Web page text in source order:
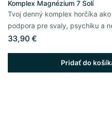
Komplex Magnézium 7 Solí
Tvoj denný komplex horčíka
podpora pre svaly, psychiku a
33,90 €
Pridať do